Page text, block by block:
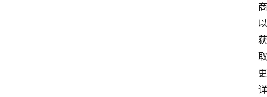
商
以
获
取
更
详